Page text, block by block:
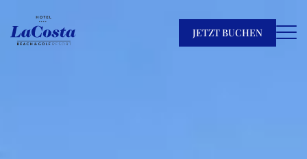
JETZT BUCHEN